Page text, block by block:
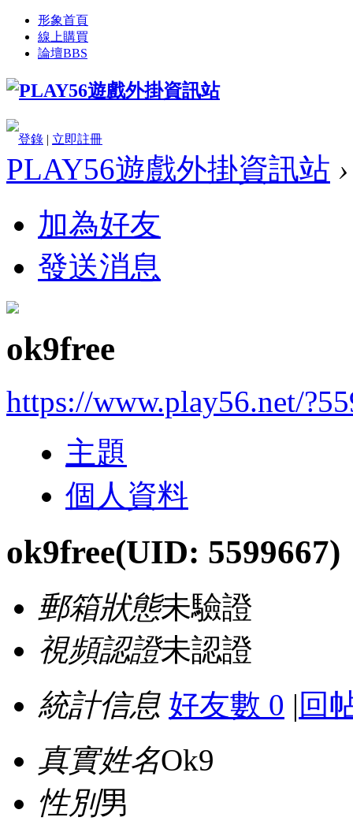
形象首頁
線上購買
論壇BBS
登錄 | 立即註冊
PLAY56遊戲外掛資訊站 ›
加為好友
發送消息
ok9free
https://www.play56.net/
主題
個人資料
ok9free(UID: 5599667)
郵箱狀態未驗證
視頻認證未認證
統計信息 好友數 0 | 回
真實姓名Ok9
性別男